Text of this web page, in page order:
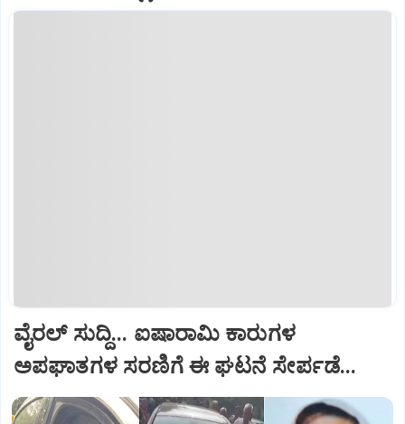
ವೈರಲ್ ಸುದ್ದಿ... ಐಷಾರಾಮಿ ಕಾರುಗಳ
ಅಪಘಾತಗಳ ಸರಣಿಗೆ ಈ ಘಟನೆ ಸೇರ್ಪಡೆ...